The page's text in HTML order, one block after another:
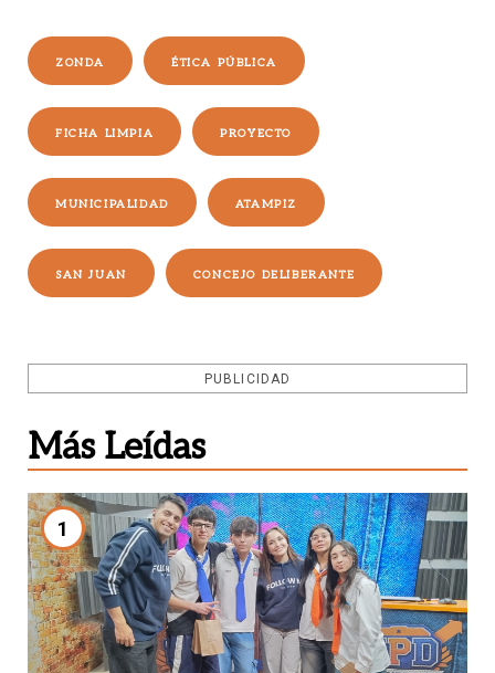
ZONDA ÉTICA PÚBLICA
FICHA LIMPIA PROYECTO
MUNICIPALIDAD ATAMPIZ
SAN JUAN CONCEJO DELIBERANTE
PUBLICIDAD
Más Leídas
1